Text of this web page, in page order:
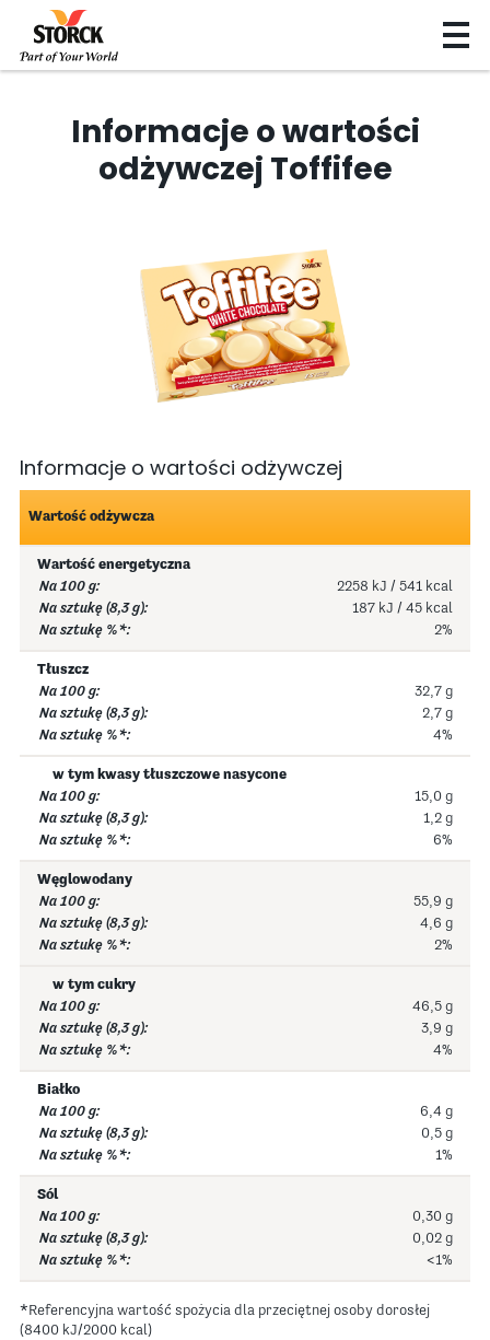
Informacje o wartości
odżywczej Toffifee
Informacje o wartości odżywczej
Wartość odżywcza
Wartość energetyczna
2258 kJ / 541 kcal
187 kJ / 45 kcal
2%
Tłuszcz
32,7 g
2,7 g
4%
w tym kwasy tłuszczowe nasycone
15,0 g
1,2 g
6%
Węglowodany
55,9 g
4,6 g
2%
w tym cukry
46,5 g
3,9 g
4%
Białko
6,4 g
0,5 g
1%
Sól
0,30 g
0,02 g
<1%
*Referencyjna wartość spożycia dla przeciętnej osoby dorosłej
(8400 kJ/2000 kcal)